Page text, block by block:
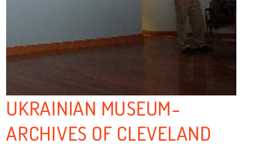
UKRAINIAN MUSEUM-
ARCHIVES OF CLEVELAND